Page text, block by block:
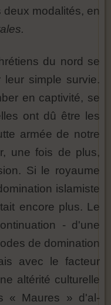
modalités, en
du nord se
simple survie.
en captivité, se
ont dû être les
armée de notre
une fois de plus,
Si le royaume
islamiste
encore plus. Le
- d'une
de domination
avec le facteur
altérité culturelle
« Maures » d'al-